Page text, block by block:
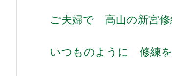
ご夫婦で 高山の新宮修
いつものように 修練